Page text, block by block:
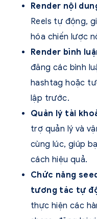
Render nội
Reels tự động,
hóa chiến lược
Render bình
đăng các bình
hashtag hoặc
lập trước.
Quản lý tài
trợ quản lý và
cùng lúc, giúp
cách hiệu quả.
Chức năng
tương tác tự
thực hiện các